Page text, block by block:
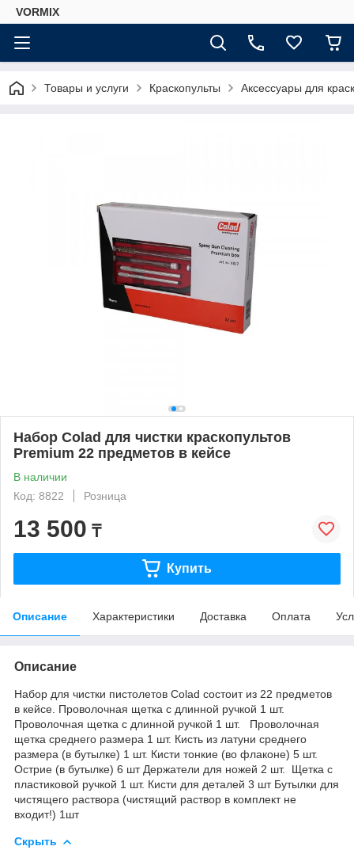
VORMIX
Товары и услуги Краскопульты Аксессуары для
Набор Colad для чистки краскопультов
Premium 22 предметов в кейсе
В наличии
Код: 8822
Розница
13 500 ₸
Купить
Описание Характеристики Доставка Оплата
Описание
Набор для чистки пистолетов Colad состоит из 22 предметов
в кейсе. Проволочная щетка с длинной ручкой 1 шт.
Проволочная щетка с длинной ручкой 1 шт. Проволочная
щетка среднего размера 1 шт. Кисть из латуни среднего
размера (в бутылке) 1 шт. Кисти тонкие (во флаконе) 5 шт.
Острие (в бутылке) 6 шт Держатели для ножей 2 шт. Щетка с
пластиковой ручкой 1 шт. Кисти для деталей 3 шт Бутылки для
чистящего раствора (чистящий раствор в комплект не
входит!) 1шт
Скрыть